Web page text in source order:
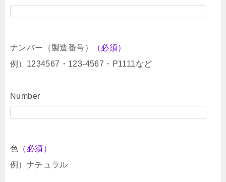
ナンバー（製造番号）
（必須）
例）1234567・123-4567・P1111など
Number
色 （必須）
例）ナチュラル